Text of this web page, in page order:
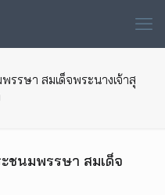
รษา สมเด็จพระนางเจ้าสุ
ชนมพรรษา สมเด็จ